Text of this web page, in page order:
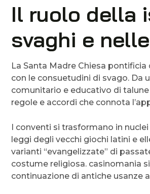
Il ruolo della
svaghi e
La Santa Madre Chiesa
con le consuetudini di svago. Da
comunitario e educativo di
regole e accordi che connota
I conventi si trasformano in
leggi degli vecchi giochi latini e
varianti “evangelizzate” di
costume religiosa. casinomania
continuazione di antiche usanze